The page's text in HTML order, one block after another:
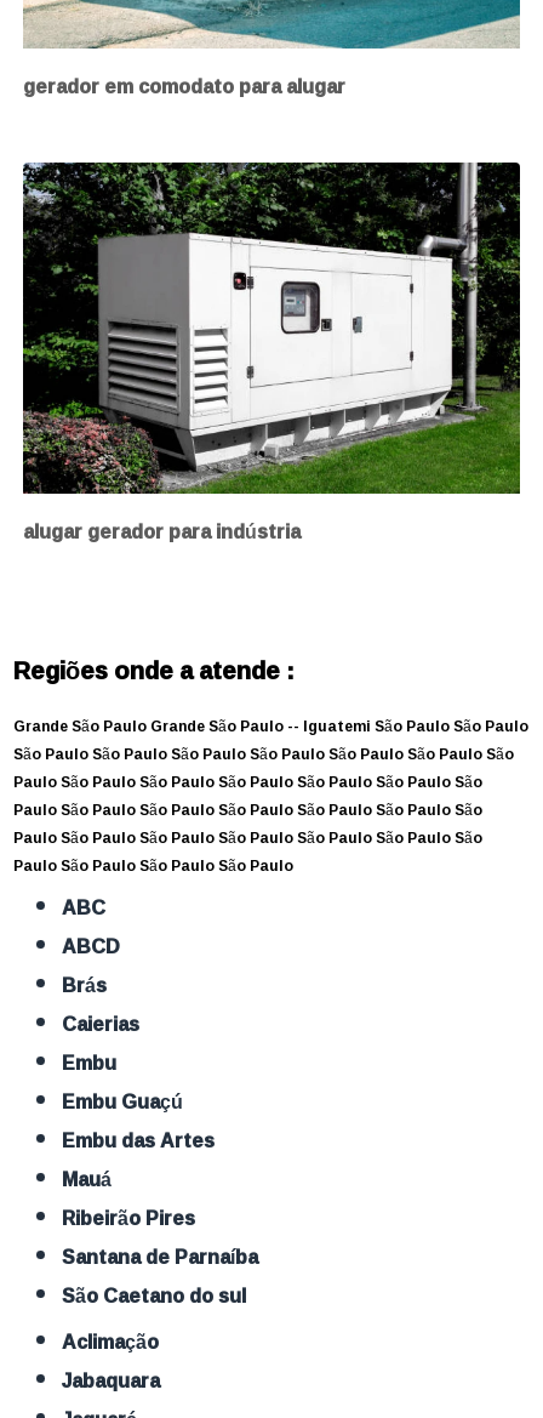
gerador em comodato para alugar
alugar gerador para indústria
Regiões onde a atende :
Grande São PauloGrande São Paulo -- IguatemiSão PauloSão Paulo
São PauloSão PauloSão PauloSão PauloSão PauloSão PauloSão
PauloSão PauloSão PauloSão PauloSão PauloSão PauloSão
PauloSão PauloSão PauloSão PauloSão PauloSão PauloSão
PauloSão PauloSão PauloSão PauloSão PauloSão PauloSão
PauloSão PauloSão PauloSão Paulo
ABC
ABCD
Brás
Caierias
Embu
Embu Guaçú
Embu das Artes
Mauá
Ribeirão Pires
Santana de Parnaíba
São Caetano do sul
Aclimação
Jabaquara